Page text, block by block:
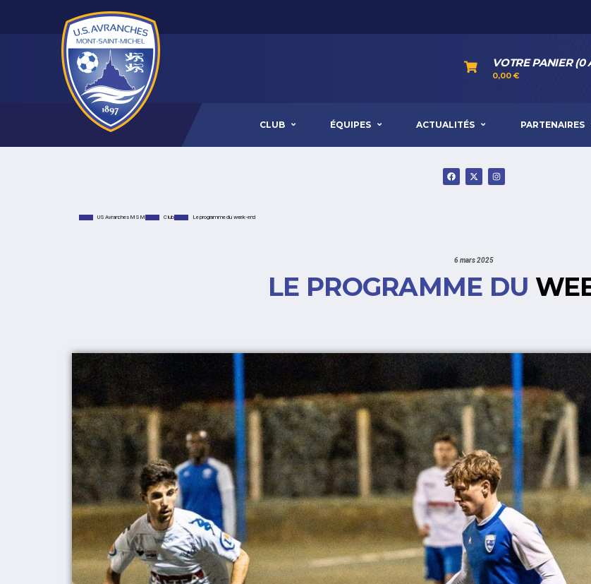
VOTRE PANIER (0
0,00€
CLUB ÉQUIPES ACTUALITÉS PARTENAIRES
US Avranches MSM Club Le programme du week-end
6 mars 2025
LE PROGRAMME DU